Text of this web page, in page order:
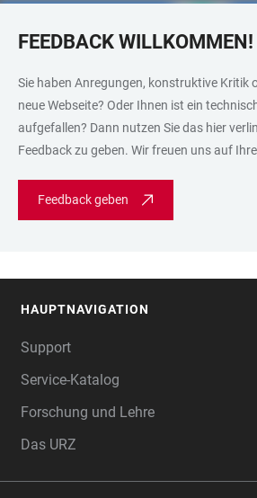
FEEDBACK WILLKOMMEN!
Sie haben Anregungen, konstruktive Kritik
neue Webseite? Oder Ihnen ist ein
aufgefallen? Dann nutzen Sie das hier
Feedback zu geben. Wir freuen uns auf
Feedback geben
HAUPTNAVIGATION
Support
Service-Katalog
Forschung und Lehre
Das URZ